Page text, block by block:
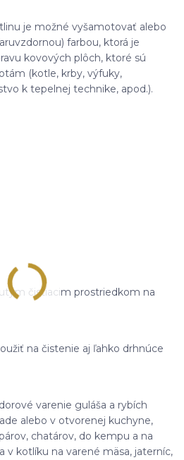
je možné vyšamotovať alebo
farbou, ktorá je
kovových plôch, ktoré sú
(kotle, krby, výfuky,
k tepelnej technike, apod.).
čistiacim prostriedkom na
na čistenie aj ľahko drhnúce
varenie guláša a rybích
alebo v otvorenej kuchyne,
chatárov, do kempu a na
v kotlíku na varené mäsa, jaterníc,